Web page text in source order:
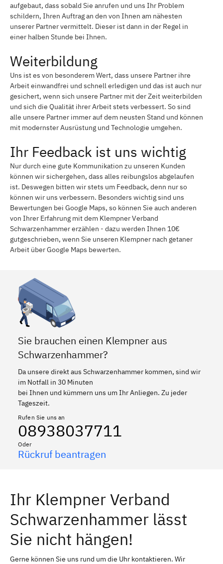
aufgebaut, dass sobald Sie anrufen und uns Ihr Problem
schildern, Ihren Auftrag an den von Ihnen am nähesten
unserer Partner vermittelt. Dieser ist dann in der Regel in
einer halben Stunde bei Ihnen.
Weiterbildung
Uns ist es von besonderem Wert, dass unsere Partner ihre
Arbeit einwandfrei und schnell erledigen und das ist auch nur
gesichert, wenn sich unsere Partner mit der Zeit weiterbilden
und sich die Qualität ihrer Arbeit stets verbessert. So sind
alle unsere Partner immer auf dem neusten Stand und können
mit modernster Ausrüstung und Technologie umgehen.
Ihr Feedback ist uns wichtig
Nur durch eine gute Kommunikation zu unseren Kunden
können wir sichergehen, dass alles reibungslos abgelaufen
ist. Deswegen bitten wir stets um Feedback, denn nur so
können wir uns verbessern. Besonders wichtig sind uns
Bewertungen bei Google Maps, so können Sie auch anderen
von Ihrer Erfahrung mit dem Klempner Verband
Schwarzenhammer erzählen - dazu werden Ihnen 10€
gutgeschrieben, wenn Sie unseren Klempner nach getaner
Arbeit über Google Maps bewerten.
Sie brauchen einen Klempner aus
Schwarzenhammer?
Da unsere direkt aus Schwarzenhammer kommen, sind wir
im Notfall in 30 Minuten
bei Ihnen und kümmern uns um Ihr Anliegen. Zu jeder
Tageszeit.
Rufen Sie uns an
08938037711
Oder
Rückruf beantragen
Ihr Klempner Verband
Schwarzenhammer lässt
Sie nicht hängen!
Gerne können Sie uns rund um die Uhr kontaktieren. Wir